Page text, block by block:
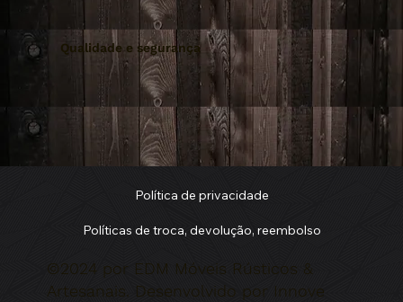
©2024 por EDM Móveis Rústicos &
Artesanais. Desenvolvido por Innove
Política de privacidade
Políticas de troca, devolução, reembolso
Qualidade e segurança